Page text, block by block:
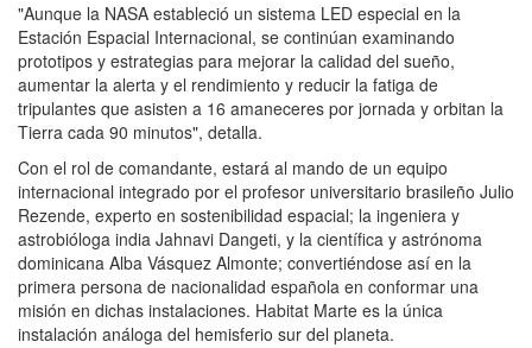
"Aunque la NASA estableció un sistema LED especial en la
Estación Espacial Internacional, se continúan examinando
prototipos y estrategias para mejorar la calidad del sueño,
aumentar la alerta y el rendimiento y reducir la fatiga de
tripulantes que asisten a 16 amaneceres por jornada y orbitan la
Tierra cada 90 minutos", detalla.
Con el rol de comandante, estará al mando de un equipo
internacional integrado por el profesor universitario brasileño Julio
Rezende, experto en sostenibilidad espacial; la ingeniera y
astrobióloga india Jahnavi Dangeti, y la científica y astrónoma
dominicana Alba Vásquez Almonte; convertiéndose así en la
primera persona de nacionalidad española en conformar una
misión en dichas instalaciones. Habitat Marte es la única
instalación análoga del hemisferio sur del planeta.